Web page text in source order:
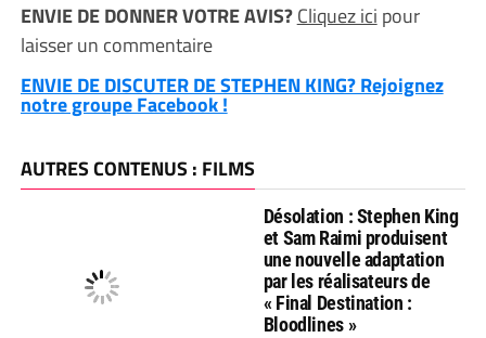
ENVIE DE DONNER VOTRE AVIS?Cliquez ici pour
laisser un commentaire
ENVIE DE DISCUTER DE STEPHEN KING? Rejoignez
notre groupe Facebook !
AUTRES CONTENUS : FILMS
Désolation : Stephen King
et Sam Raimi produisent
une nouvelle adaptation
par les réalisateurs de
« Final Destination :
Bloodlines »